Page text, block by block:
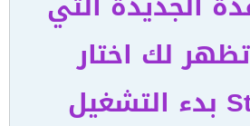
لك اختار